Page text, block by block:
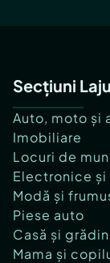
Secțiuni
Auto, moto și
Imobiliare
Locuri de
Electronice
Modă și
Piese auto
Casă și
Mama și